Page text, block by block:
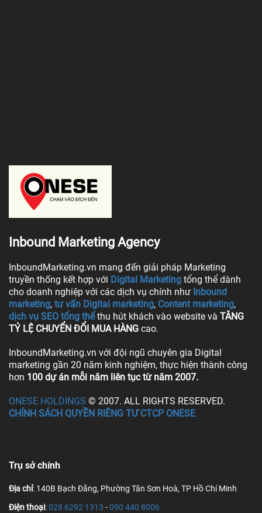
Inbound Marketing Agency
InboundMarketing.vn mang đến giải pháp Marketing
truyền thống kết hợp với Digital Marketing tổng thể dành
cho doanh nghiệp với các dịch vụ chính như Inbound
marketing, tư vấn Digital marketing, Content marketing,
dịch vụ SEO tổng thể thu hút khách vào website và TĂNG
TỶ LỆ CHUYỂN ĐỔI MUA HÀNG cao.
InboundMarketing.vn với đội ngũ chuyên gia Digital
marketing gần 20 năm kinh nghiệm, thực hiện thành công
hơn 100 dự án mỗi năm liên tục từ năm 2007.
ONESE HOLDINGS © 2007. ALL RIGHTS RESERVED.
CHÍNH SÁCH QUYỀN RIÊNG TƯ CTCP ONESE
Trụ sở chính
Địa chỉ: 140B Bạch Đằng, Phường Tân Sơn Hoà, TP Hồ Chí Minh
Điện thoại:028 6292 1313 -090 440 8006